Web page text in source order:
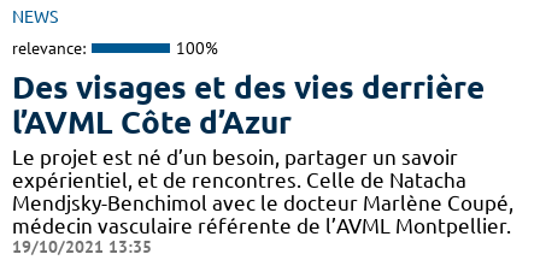
NEWS
relevance: 100%
Des visages et des vies derrière
l’AVML Côte d’Azur
Le projet est né d’un besoin, partager un savoir
expérientiel, et de rencontres. Celle de Natacha
Mendjsky-Benchimol avec le docteur Marlène Coupé,
médecin vasculaire référente de l’AVML Montpellier.
19/10/2021 13:35